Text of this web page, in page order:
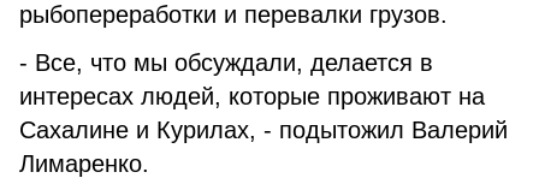
рыбопереработки и перевалки грузов.
- Все, что мы обсуждали, делается в
интересах людей, которые проживают на
Сахалине и Курилах, - подытожил Валерий
Лимаренко.